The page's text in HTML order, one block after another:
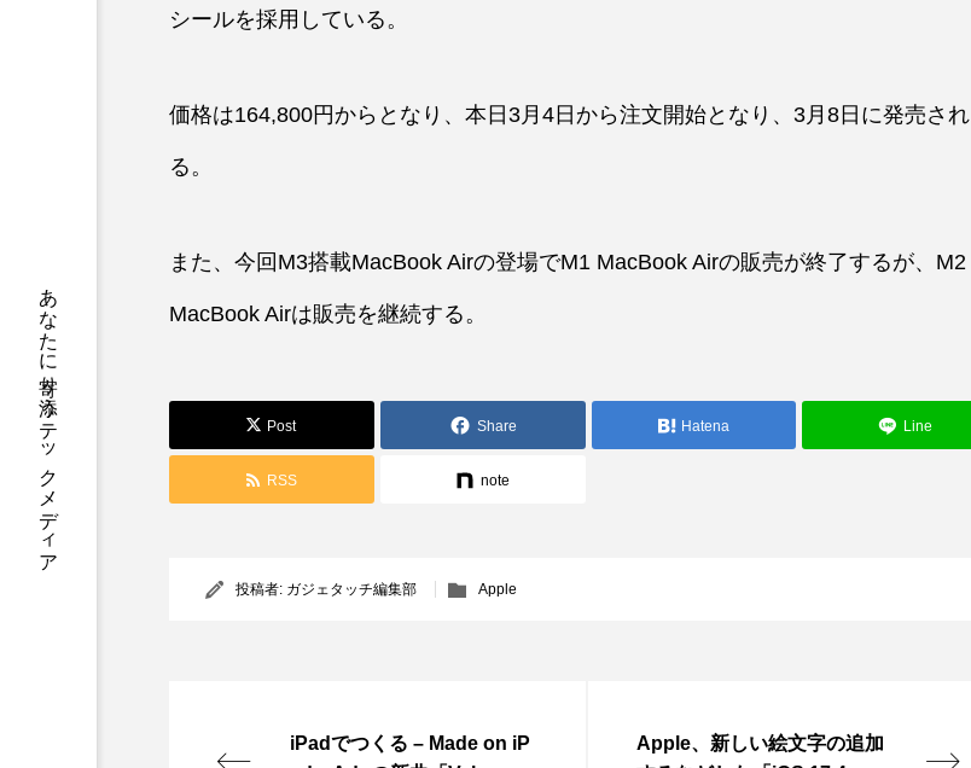
あなたに寄り添う テックメディア
シールを採用している。
価格は164,800円からとなり、本日3月4日から注文開始となり、3月8日に発売され
る。
また、今回M3搭載MacBook Airの登場でM1 MacBook Airの販売が終了するが、M2
MacBook Airは販売を継続する。
Post Share Hatena Line
RSS note
投稿者: ガジェタッチ編集部 Apple
iPadでつくる – Made on iP
Apple、新しい絵文字の追加